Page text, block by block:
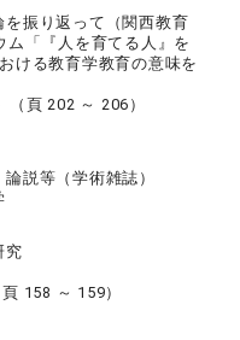
を振り返って（関西教育
「『人を育てる人』を
ける教育学教育の意味を
頁 202 ～ 206）
説等（学術雑誌）
究
158 ～ 159）